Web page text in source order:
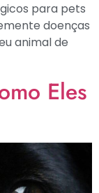
para pets
doenças
animal de
Eles